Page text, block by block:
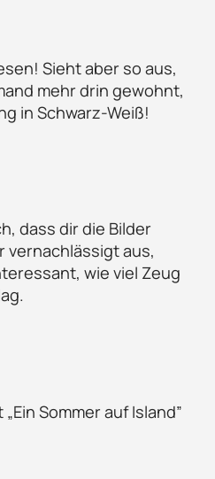
Sieht aber so aus,
mehr drin gewohnt,
in Schwarz-Weiß!
dass dir die Bilder
vernachlässigt aus,
wie viel Zeug
Sommer auf Island”